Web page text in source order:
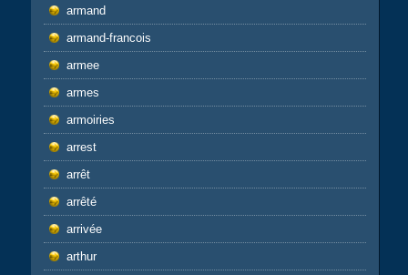
armand
armand-francois
armee
armes
armoiries
arrest
arrêt
arrêté
arrivée
arthur